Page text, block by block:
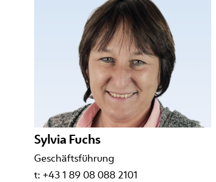
Sylvia Fuchs
Geschäftsführung
t: +43 1 89 08 088 2101